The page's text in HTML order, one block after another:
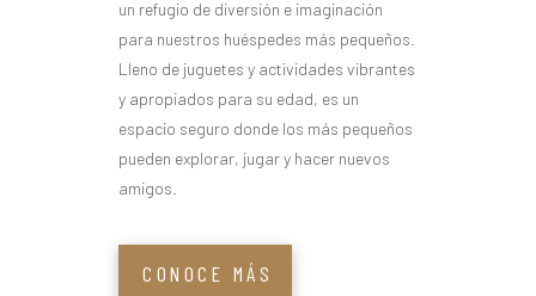
un refugio de diversión e imaginación
para nuestros huéspedes más pequeños.
Lleno de juguetes y actividades vibrantes
y apropiados para su edad, es un
espacio seguro donde los más pequeños
pueden explorar, jugar y hacer nuevos
amigos.
CONOCE MÁS